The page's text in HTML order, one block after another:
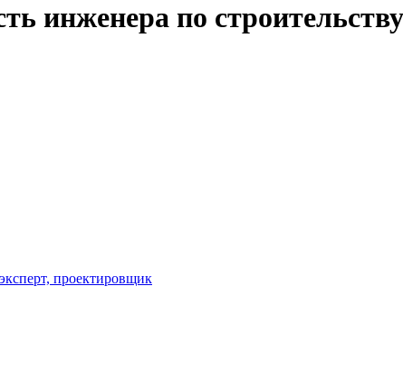
инженера по
проектировщик